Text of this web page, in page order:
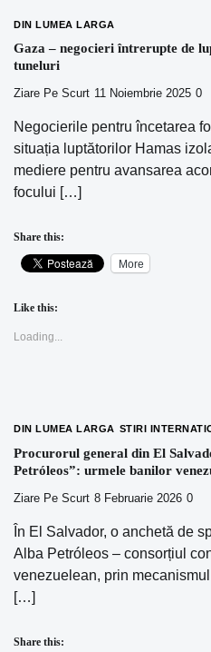
DIN LUMEA LARGA
Gaza – negocieri întrerupte de
tuneluri
Ziare Pe Scurt 11 Noiembrie 2025 0
Negocierile pentru încetarea
situația luptătorilor Hamas
mediere pentru avansarea
focului […]
Share this:
More
Like this:
Loading...
DIN LUMEA LARGA STIRI
Procurorul general din El
Petróleos”: urmele banilor
Ziare Pe Scurt 8 Februarie 2026 0
În El Salvador, o anchetă de
Alba Petróleos – consorțiul
venezuelean, prin
[…]
Share this: